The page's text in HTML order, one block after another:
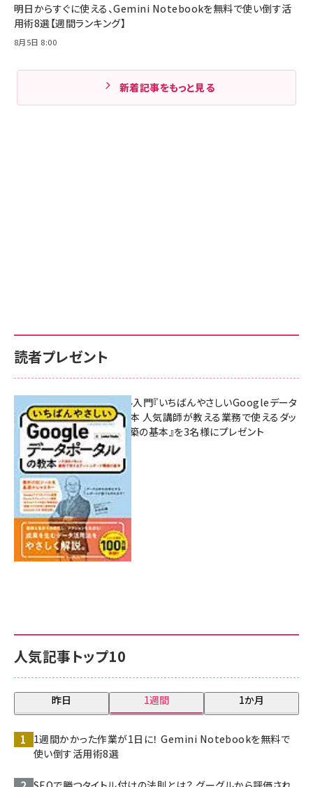
明日からすぐに使える、Gemini Notebookを無料で使い倒す活
用術8選【週間ランキング】
8月5日 8:00
新着記事をもっと見る
人気記事トップ10
昨日 1週間 1か月
1週間かかった作業が1日に！ Gemini Notebookを無料で
使い倒す活用術8選
読者プレゼント
無料BIツール入門『いちばんやさしいGoogleデータ
ポータルの教本 人気講師が教える業務で使えるダッ
シュボード構築の基本』を3名様にプレゼント
7月31日 10:00